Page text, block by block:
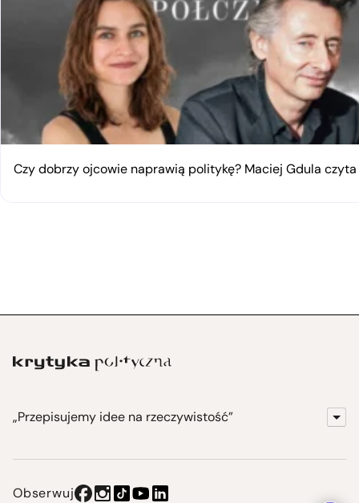
Czy dobrzy ojcowie naprawią politykę? Maciej Gdula czyta
„Przepisujemy idee na rzeczywistość”
Obserwuj